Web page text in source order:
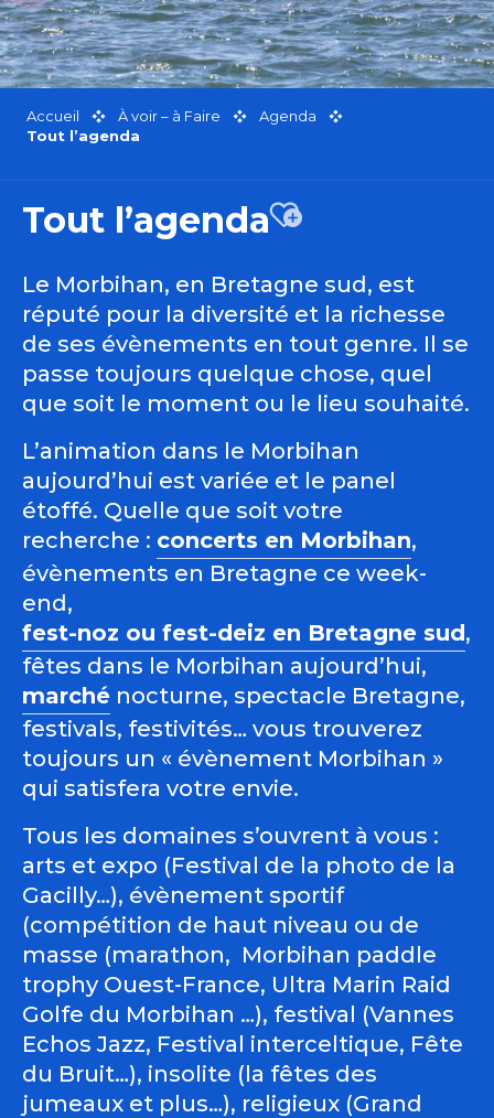
Accueil À voir – à Faire
Agenda
Tout l’agenda
Tout l’agendaAjouter aux
Le Morbihan, en Bretagne sud, est
réputé pour la diversité et la richesse
de ses évènements en tout genre. Il se
passe toujours quelque chose, quel
que soit le moment ou le lieu souhaité.
L’animation dans le Morbihan
aujourd’hui est variée et le panel
étoffé. Quelle que soit votre
recherche : concerts en Morbihan,
évènements en Bretagne ce week-
end,
fest-noz ou fest-deiz en Bretagne sud,
fêtes dans le Morbihan aujourd’hui,
marché nocturne, spectacle Bretagne,
festivals, festivités… vous trouverez
toujours un « évènement Morbihan »
qui satisfera votre envie.
Tous les domaines s’ouvrent à vous :
arts et expo (Festival de la photo de la
Gacilly…), évènement sportif
(compétition de haut niveau ou de
masse (marathon, Morbihan paddle
trophy Ouest-France, Ultra Marin Raid
Golfe du Morbihan …), festival (Vannes
Echos Jazz, Festival interceltique, Fête
du Bruit…), insolite (la fêtes des
jumeaux et plus…), religieux (Grand